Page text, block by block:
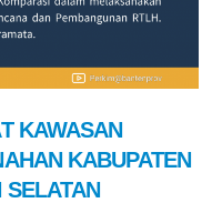
KAWASAN
KABUPATEN